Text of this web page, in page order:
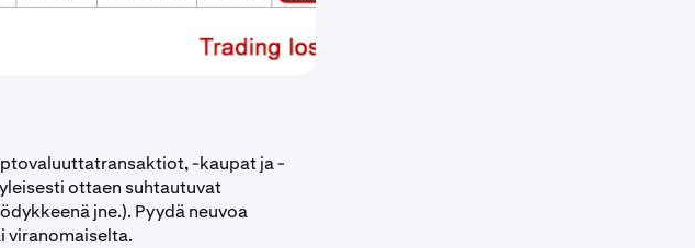
-kaupat ja -
ottaen suhtautuvat
jne.). Pyydä neuvoa
viranomaiselta.